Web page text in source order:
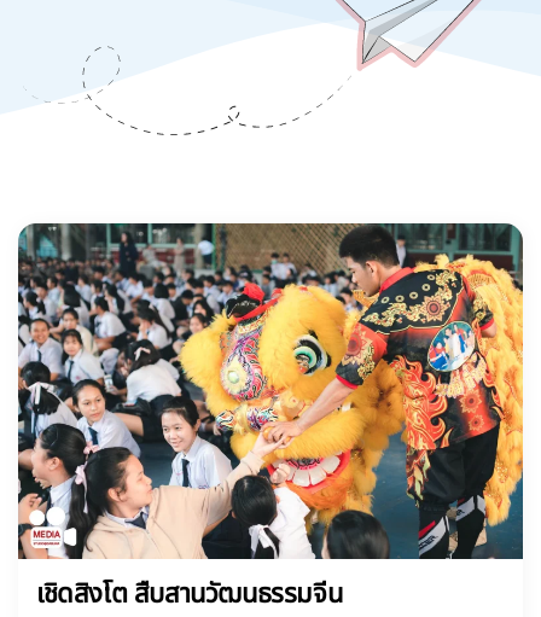
เชิดสิงโต สืบสานวัฒนธรรมจีน